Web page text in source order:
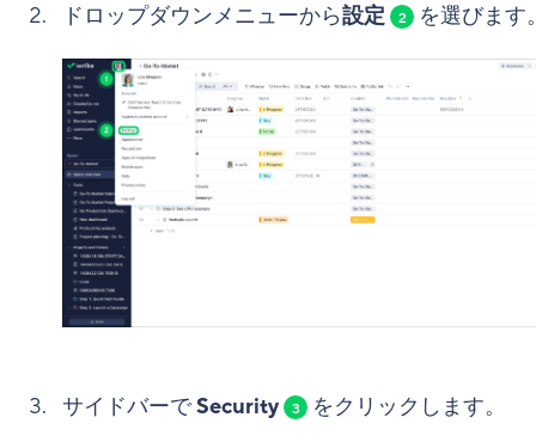
ドロップダウンメニューから設定 2 を選びます
サイドバーでSecurity 3 をクリックします。